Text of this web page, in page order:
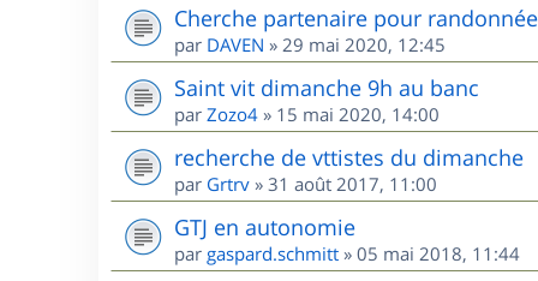
Cherche partenaire pour
par DAVEN » 29 mai 2020, 12:45
Saint vit dimanche 9h au banc
par Zozo4 » 15 mai 2020, 14:00
recherche de vttistes du dimanche
par Grtrv » 31 août 2017, 11:00
GTJ en autonomie
par gaspard.schmitt » 05 mai 2018, 11:44